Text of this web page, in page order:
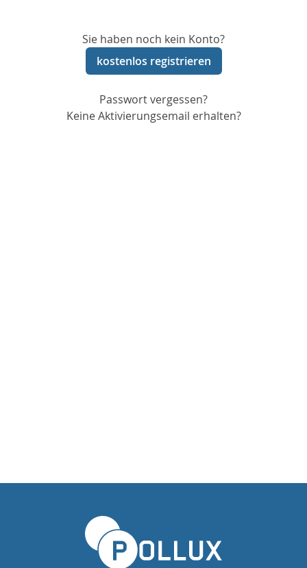
Sie haben noch kein Konto?
kostenlos registrieren
Passwort vergessen?
Keine Aktivierungsemail erhalten?